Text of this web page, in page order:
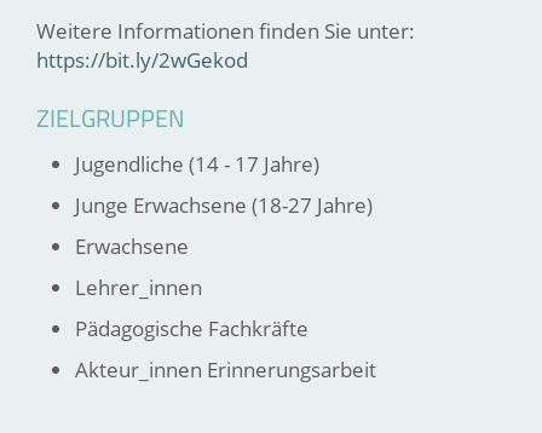
Weitere Informationen finden Sie unter:
https://bit.ly/2wGekod
ZIELGRUPPEN
Jugendliche (14 - 17 Jahre)
Junge Erwachsene (18-27 Jahre)
Erwachsene
Lehrer_innen
Pädagogische Fachkräfte
Akteur_innen Erinnerungsarbeit